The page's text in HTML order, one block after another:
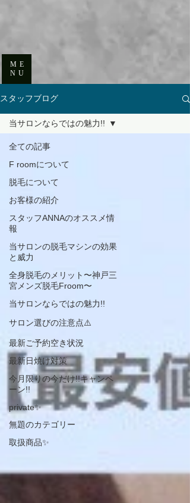
ME
NU
スタッフブログ
全ての記事
F roomについて
脱毛について
お客様の紹介
スタッフANNAのオススメ情
報
当サロンの脱毛マシンの効果
と威力
全身脱毛のメリット〜神戸三
宮メンズ脱毛Froom〜
当サロンならではの魅力!!
サロン選びの注意点⚠️
最新ご予約空き状況
最新日焼け対策
今月限りの今だけ!!キャンペ
ーン!!
private✨
無題のカテゴリー
取扱商品✨
当サロンならではの魅力!!